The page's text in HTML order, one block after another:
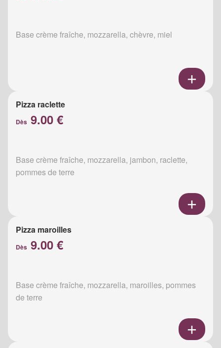
Base crème fraîche, mozzarella, chèvre, miel
Pizza raclette
Dès 9.00 €
Base crème fraîche, mozzarella, jambon, raclette,
pommes de terre
Pizza maroilles
Dès 9.00 €
Base crème fraîche, mozzarella, maroilles, pommes
de terre